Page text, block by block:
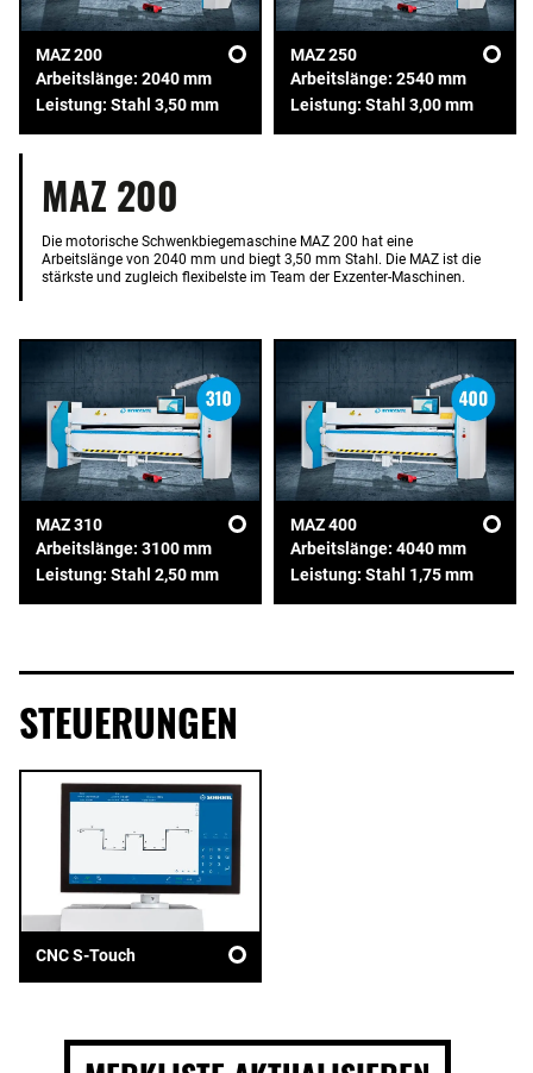
MAZ 200
Arbeitslänge: 2040 mm
Leistung: Stahl 3,50 mm
MAZ 250
Arbeitslänge: 2540 mm
Leistung: Stahl 3,00 mm
MAZ 200
Die motorische Schwenkbiegemaschine MAZ 200 hat eine
Arbeitslänge von 2040 mm und biegt 3,50 mm Stahl. Die MAZ ist die
stärkste und zugleich flexibelste im Team der Exzenter-Maschinen.
MAZ 310
Arbeitslänge: 3100 mm
Leistung: Stahl 2,50 mm
MAZ 400
Arbeitslänge: 4040 mm
Leistung: Stahl 1,75 mm
STEUERUNGEN
CNC S-Touch